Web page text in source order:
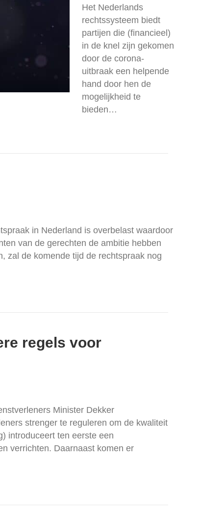
Het Nederlands
rechtssysteem biedt
partijen die (financieel)
in de knel zijn gekomen
door de corona-
uitbraak een helpende
hand door hen de
mogelijkheid te
bieden…
in Nederland is overbelast waardoor
van de gerechten de ambitie hebben
zal de komende tijd de rechtspraak nog
regels voor
Minister Dekker
strenger te reguleren om de kwaliteit
introduceert ten eerste een
verrichten. Daarnaast komen er